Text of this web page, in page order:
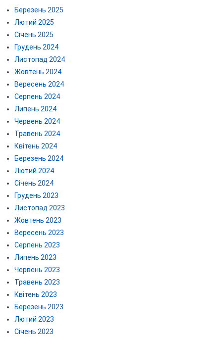
Березень 2025
Лютий 2025
Січень 2025
Грудень 2024
Листопад 2024
Жовтень 2024
Вересень 2024
Серпень 2024
Липень 2024
Червень 2024
Травень 2024
Квітень 2024
Березень 2024
Лютий 2024
Січень 2024
Грудень 2023
Листопад 2023
Жовтень 2023
Вересень 2023
Серпень 2023
Липень 2023
Червень 2023
Травень 2023
Квітень 2023
Березень 2023
Лютий 2023
Січень 2023